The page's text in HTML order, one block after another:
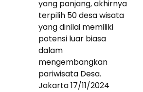
yang panjang, akhirnya
terpilih 50 desa wisata
yang dinilai memiliki
potensi luar biasa
dalam
mengembangkan
pariwisata Desa.
Jakarta 17/11/2024